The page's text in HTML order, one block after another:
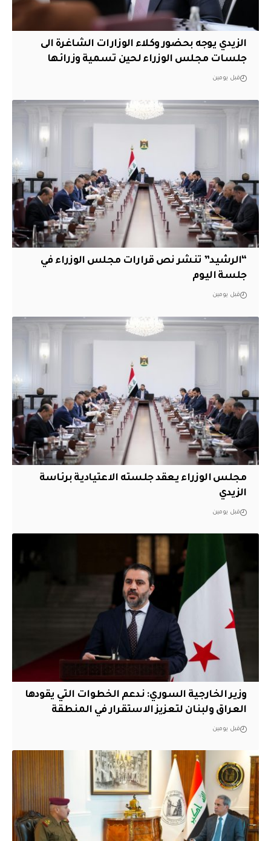
الزيدي يوجه بحضور وكلاء الوزارات الشاغرة الى
جلسات مجلس الوزراء لحين تسمية وزرائها
قبل يومين
“الرشيد” تنشر نص قرارات مجلس الوزراء في
جلسة اليوم
قبل يومين
مجلس الوزراء يعقد جلسته الاعتيادية برئاسة
الزيدي
قبل يومين
وزير الخارجية السوري: ندعم الخطوات التي يقودها
العراق ولبنان لتعزيز الاستقرار في المنطقة
قبل يومين